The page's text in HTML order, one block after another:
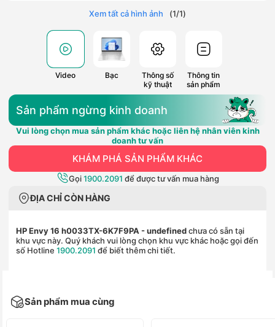
Xem tất cả hình ảnh (1/1)
Video Bạc
Thông số
kỹ thuật
Thông tin
sản phẩm
Sản phẩm ngừng kinh doanh
Vui lòng chọn mua sản phẩm khác hoặc liên hệ nhân viên kinh
doanh tư vấn
KHÁM PHÁ SẢN PHẨM KHÁC
Gọi1900.2091 để được tư vấn mua hàng
ĐỊA CHỈ CÒN HÀNG
HP Envy 16 h0033TX-6K7F9PA - undefinedchưa có sẵn tại
khu vực này. Quý khách vui lòng chọn khu vực khác hoặc gọi đến
số Hotline 1900.2091 để biết thêm chi tiết.
Sản phẩm mua cùng